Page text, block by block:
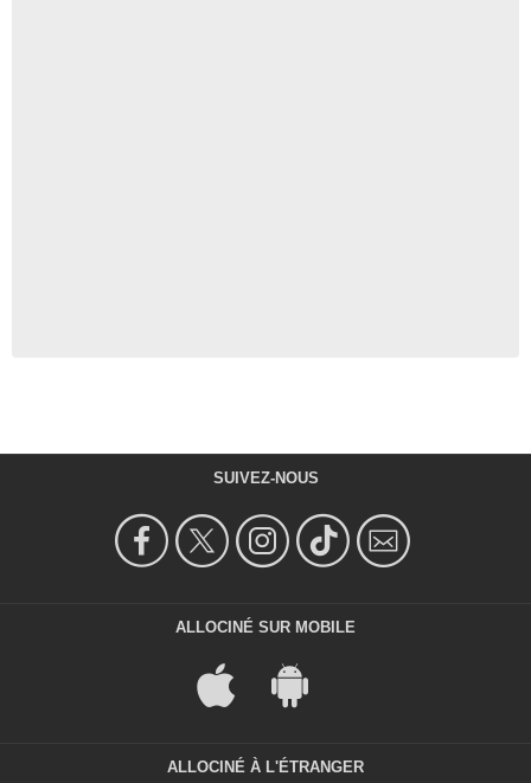
SUIVEZ-NOUS
ALLOCINÉ SUR MOBILE
ALLOCINÉ À L'ÉTRANGER